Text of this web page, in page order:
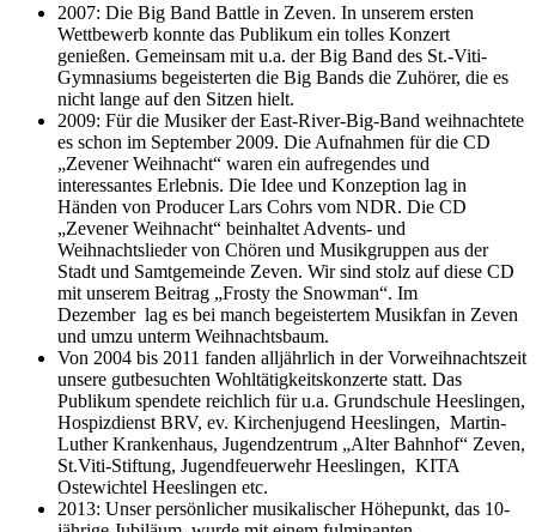
2007: Die Big Band Battle in Zeven. In unserem ersten
Wettbewerb konnte das Publikum ein tolles Konzert
genießen. Gemeinsam mit u.a. der Big Band des St.-Viti-
Gymnasiums begeisterten die Big Bands die Zuhörer, die es
nicht lange auf den Sitzen hielt.
2009: Für die Musiker der East-River-Big-Band weihnachtete
es schon im September 2009. Die Aufnahmen für die CD
„Zevener Weihnacht“ waren ein aufregendes und
interessantes Erlebnis. Die Idee und Konzeption lag in
Händen von Producer Lars Cohrs vom NDR. Die CD
„Zevener Weihnacht“ beinhaltet Advents- und
Weihnachtslieder von Chören und Musikgruppen aus der
Stadt und Samtgemeinde Zeven. Wir sind stolz auf diese CD
mit unserem Beitrag „Frosty the Snowman“. Im
Dezember lag es bei manch begeistertem Musikfan in Zeven
und umzu unterm Weihnachtsbaum.
Von 2004 bis 2011 fanden alljährlich in der Vorweihnachtszeit
unsere gutbesuchten Wohltätigkeitskonzerte statt. Das
Publikum spendete reichlich für u.a. Grundschule Heeslingen,
Hospizdienst BRV, ev. Kirchenjugend Heeslingen, Martin-
Luther Krankenhaus, Jugendzentrum „Alter Bahnhof“ Zeven,
St.Viti-Stiftung, Jugendfeuerwehr Heeslingen, KITA
Ostewichtel Heeslingen etc.
2013: Unser persönlicher musikalischer Höhepunkt, das 10-